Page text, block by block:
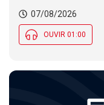
07/08/2026
OUVIR 01:00